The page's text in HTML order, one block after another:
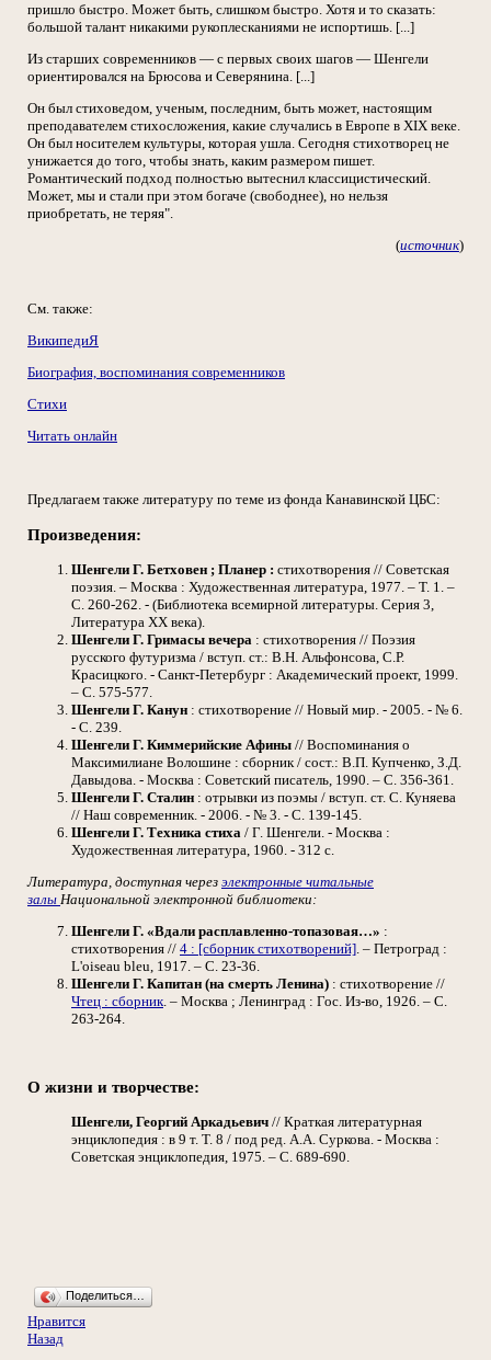
пришло быстро. Может быть, слишком быстро. Хотя и то сказать:
большой талант никакими рукоплесканиями не испортишь. [...]
Из старших современников — с первых своих шагов — Шенгели
ориентировался на Брюсова и Северянина. [...]
Он был стиховедом, ученым, последним, быть может, настоящим
преподавателем стихосложения, какие случались в Европе в XIX веке.
Он был носителем культуры, которая ушла. Сегодня стихотворец не
унижается до того, чтобы знать, каким размером пишет.
Романтический подход полностью вытеснил классицистический.
Может, мы и стали при этом богаче (свободнее), но нельзя
приобретать, не теряя".
(источник)
См. также:
ВикипедиЯ
Биография, воспоминания современников
Стихи
Читать онлайн
Предлагаем также литературу по теме из фонда Канавинской ЦБС:
Произведения:
Шенгели Г. Бетховен ; Планер : стихотворения // Советская
поэзия. – Москва : Художественная литература, 1977. – Т. 1. –
С. 260-262. - (Библиотека всемирной литературы. Серия 3,
Литература XX века).
Шенгели Г. Гримасы вечера : стихотворения // Поэзия
русского футуризма / вступ. ст.: В.Н. Альфонсова, С.Р.
Красицкого. - Санкт-Петербург : Академический проект, 1999.
– С. 575-577.
Шенгели Г. Канун : стихотворение // Новый мир. - 2005. - № 6.
- С. 239.
Шенгели Г. Киммерийские Афины // Воспоминания о
Максимилиане Волошине : сборник / сост.: В.П. Купченко, З.Д.
Давыдова. - Москва : Советский писатель, 1990. – С. 356-361.
Шенгели Г. Сталин : отрывки из поэмы / вступ. ст. С. Куняева
// Наш современник. - 2006. - № 3. - С. 139-145.
Шенгели Г. Техника стиха / Г. Шенгели. - Москва :
Художественная литература, 1960. - 312 с.
Литература, доступная через электронные читальные
залы Национальной электронной библиотеки:
Шенгели Г. «Вдали расплавленно-топазовая…» :
стихотворения // 4 : [сборник стихотворений]. – Петроград :
L'oiseau bleu, 1917. – С. 23-36.
Шенгели Г. Капитан (на смерть Ленина) : стихотворение //
Чтец : сборник. – Москва ; Ленинград : Гос. Из-во, 1926. – С.
263-264.
О жизни и творчестве:
Шенгели, Георгий Аркадьевич // Краткая литературная
энциклопедия : в 9 т. Т. 8 / под ред. А.А. Суркова. - Москва :
Советская энциклопедия, 1975. – С. 689-690.
Поделиться…
Нравится
Назад